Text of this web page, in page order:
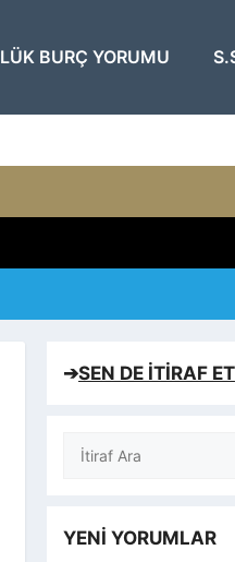
BURÇ YORUMU
➔SEN DE İTİRAF ET
Ara
YENİ YORUMLAR